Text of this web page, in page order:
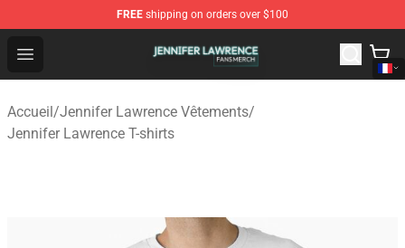
FREE shipping on orders over $100
Open menu
Jennifer Lawrence Shop - Official Jennifer Lawrence
Accueil/Jennifer Lawrence Vêtements/
Jennifer Lawrence T-shirts